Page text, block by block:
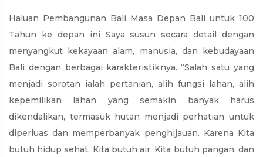
Haluan Pembangunan Bali Masa Depan Bali untuk 100
Tahun ke depan ini Saya susun secara detail dengan
menyangkut kekayaan alam, manusia, dan kebudayaan
Bali dengan berbagai karakteristiknya. “Salah satu yang
menjadi sorotan ialah pertanian, alih fungsi lahan, alih
kepemilikan lahan yang semakin banyak harus
dikendalikan, termasuk hutan menjadi perhatian untuk
diperluas dan memperbanyak penghijauan. Karena Kita
butuh hidup sehat, Kita butuh air, Kita butuh pangan, dan